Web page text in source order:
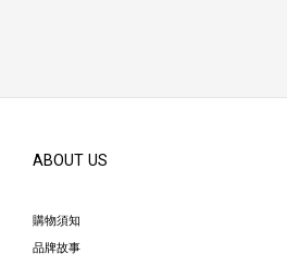
ABOUT US
購物須知
品牌故事